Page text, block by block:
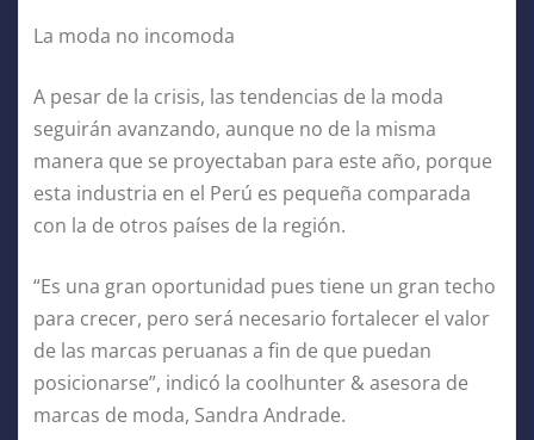
La moda no incomoda
A pesar de la crisis, las tendencias de la moda
seguirán avanzando, aunque no de la misma
manera que se proyectaban para este año, porque
esta industria en el Perú es pequeña comparada
con la de otros países de la región.
“Es una gran oportunidad pues tiene un gran techo
para crecer, pero será necesario fortalecer el valor
de las marcas peruanas a fin de que puedan
posicionarse”, indicó la coolhunter & asesora de
marcas de moda, Sandra Andrade.